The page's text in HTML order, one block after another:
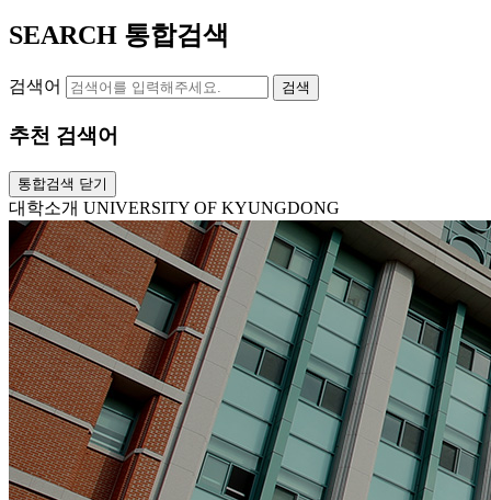
SEARCH 통합검색
검색어 검색
추천 검색어
통합검색 닫기
대학소개 UNIVERSITY OF KYUNGDONG